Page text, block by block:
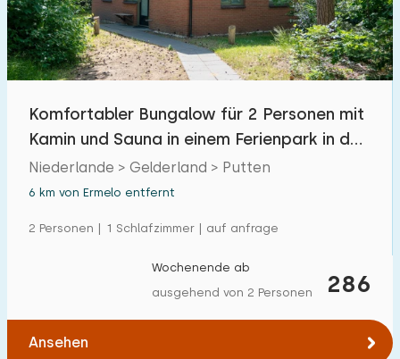
Kinderanimation 1
Kindereinrichtungen im Park 1
Zugänglichkeit
Rollstuhlgerecht
Hilfsmittel
Komfortabler Bungalow für 2 Personen mit
Kamin und Sauna in einem Ferienpark in der
Veluwe
Niederlande > Gelderland > Putten
6 km von Ermelo entfernt
2 Personen | 1 Schlafzimmer | auf anfrage
286
Wochenende ab
ausgehend von 2 Personen
Ansehen